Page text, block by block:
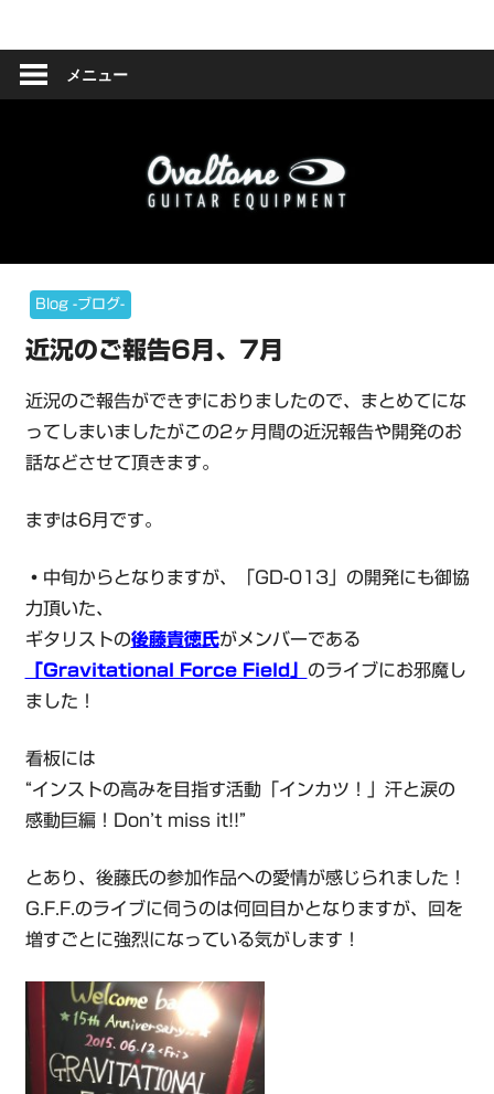
ン
Ovaltone
-
handmade
effect
メニュー
Blog -ブログ-
近況のご報告6月、7月
近況のご報告ができずにおりましたので、まとめてにな
ってしまいましたがこの2ヶ月間の近況報告や開発のお
話などさせて頂きます。
まずは6月です。
・ 中旬からとなりますが、「GD-013」の開発にも御協
力頂いた、
ギタリストの後藤貴徳氏がメンバーである
「Gravitational Force Field」 のライブにお邪魔し
ました！
看板には
“インストの高みを目指す活動「インカツ！」汗と涙の
感動巨編！Don’t miss it!!”
とあり、後藤氏の参加作品への愛情が感じられました！
G.F.F.のライブに伺うのは何回目かとなりますが、回を
増すごとに強烈になっている気がします！